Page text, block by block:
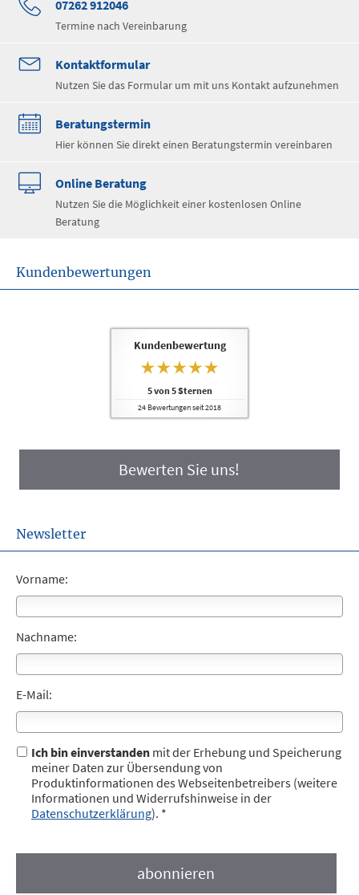
07262 912046
Termine nach Vereinbarung
Kontaktformular
Nutzen Sie das Formular um mit uns Kontakt aufzunehmen
Beratungstermin
Hier können Sie direkt einen Beratungstermin vereinbaren
Online Beratung
Nutzen Sie die Möglichkeit einer kostenlosen Online
Beratung
Kundenbewertungen
Kundenbewertung
5von5Sternen
24 Bewertungen seit 2018
Bewerten Sie uns!
Newsletter
Vorname:
Nachname:
E-Mail:
Ich bin einverstanden mit der Erhebung und Speicherung
meiner Daten zur Übersendung von
Produktinformationen des Webseitenbetreibers (weitere
Informationen und Widerrufshinweise in der
Datenschutzerklärung). *